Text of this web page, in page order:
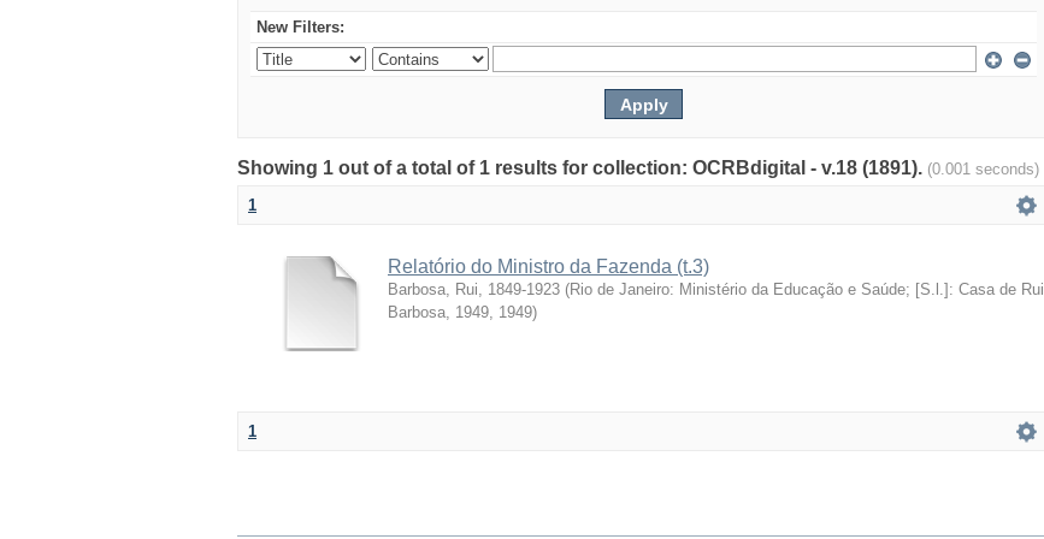
New Filters:
Showing 1 out of a total of 1 results for collection: OCRBdigital - v.18 (1891). (0.001 seconds)
1
Relatório do Ministro da Fazenda (t.3)
Barbosa, Rui, 1849-1923 (Rio de Janeiro: Ministério da Educação e Saúde; [S.l.]: Casa de Rui
Barbosa, 1949, 1949)
1